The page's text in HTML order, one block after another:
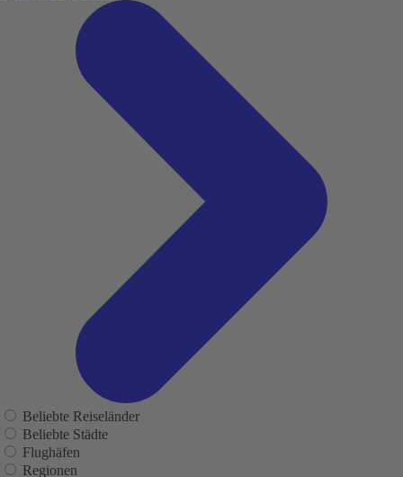
Beliebte Reiseländer
Beliebte Städte
Flughäfen
Regionen